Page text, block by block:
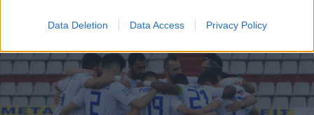
Data Deletion Data Access Privacy Policy